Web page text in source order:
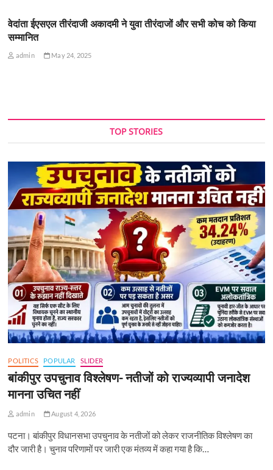
वेदांता ईएसएल तीरंदाजी अकादमी ने युवा तीरंदाजों और सभी कोच को किया
सम्मानित
admin May 24, 2025
TOP STORIES
POLITICS POPULAR SLIDER
बांकीपुर उपचुनाव विश्लेषण- नतीजों को राज्यव्यापी जनादेश
मानना उचित नहीं
admin August 4, 2026
पटना। बांकीपुर विधानसभा उपचुनाव के नतीजों को लेकर राजनीतिक विश्लेषण का
दौर जारी है। चुनाव परिणामों पर जारी एक मंतव्य में कहा गया है कि…